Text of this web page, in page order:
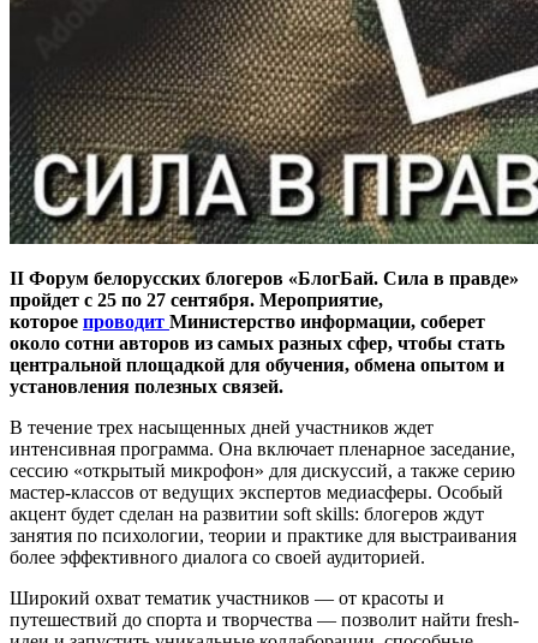
II Форум белорусских блогеров «БлогБай. Сила в правде»
пройдет с 25 по 27 сентября. Мероприятие,
которое проводит Министерство информации, соберет
около сотни авторов из самых разных сфер, чтобы стать
центральной площадкой для обучения, обмена опытом и
установления полезных связей.
В течение трех насыщенных дней участников ждет
интенсивная программа. Она включает пленарное заседание,
сессию «открытый микрофон» для дискуссий, а также серию
мастер-классов от ведущих экспертов медиасферы. Особый
акцент будет сделан на развитии soft skills: блогеров ждут
занятия по психологии, теории и практике для выстраивания
более эффективного диалога со своей аудиторией.
Широкий охват тематик участников — от красоты и
путешествий до спорта и творчества — позволит найти fresh-